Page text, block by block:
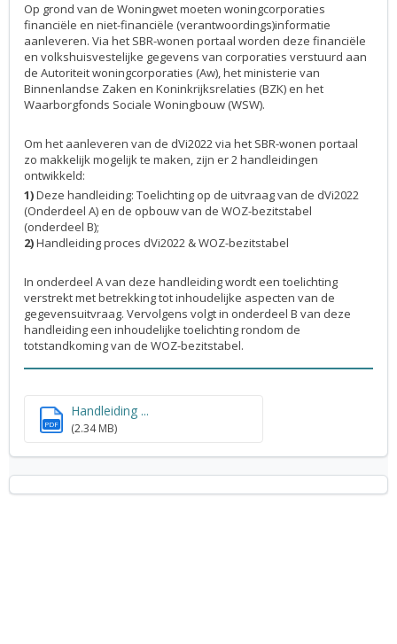
Op grond van de Woningwet moeten woningcorporaties
financiële en niet-financiële (verantwoordings)informatie
aanleveren. Via het SBR-wonen portaal worden deze financiële
en volkshuisvestelijke gegevens van corporaties verstuurd aan
de Autoriteit woningcorporaties (Aw), het ministerie van
Binnenlandse Zaken en Koninkrijksrelaties (BZK) en het
Waarborgfonds Sociale Woningbouw (WSW).
Om het aanleveren van de dVi2022 via het SBR-wonen portaal
zo makkelijk mogelijk te maken, zijn er 2 handleidingen
ontwikkeld:
1)Deze handleiding: Toelichting op de uitvraag van de dVi2022
(Onderdeel A) en de opbouw van de WOZ-bezitstabel
(onderdeel B);
2)Handleiding proces dVi2022 & WOZ-bezitstabel
In onderdeel A van deze handleiding wordt een toelichting
verstrekt met betrekking tot inhoudelijke aspecten van de
gegevensuitvraag. Vervolgens volgt in onderdeel B van deze
handleiding een inhoudelijke toelichting rondom de
totstandkoming van de WOZ-bezitstabel.
PDF
Handleiding ...
(2.34 MB)